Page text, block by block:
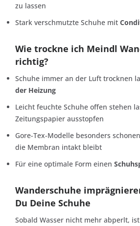
zu lassen
Stark verschmutzte Schuhe mit
Wie trockne ich Meindl
richtig?
Schuhe immer an der Luft trocknen
der Heizung
Leicht feuchte Schuhe offen stehen
Zeitungspapier ausstopfen
Gore-Tex-Modelle besonders
die Membran intakt bleibt
Für eine optimale Form einen
Wanderschuhe
Du Deine Schuhe
Sobald Wasser nicht mehr abperlt,